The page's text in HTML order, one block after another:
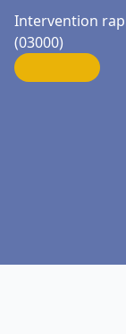
Intervention
(03000)